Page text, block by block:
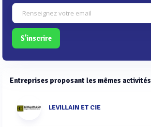
S'inscrire
Entreprises proposant les mêmes activités
LEVILLAIN ET CIE